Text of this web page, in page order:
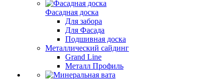
Фасадная доска
Для забора
Для Фасада
Подшивная доска
Металлический сайдинг
Grand Line
Металл Профиль